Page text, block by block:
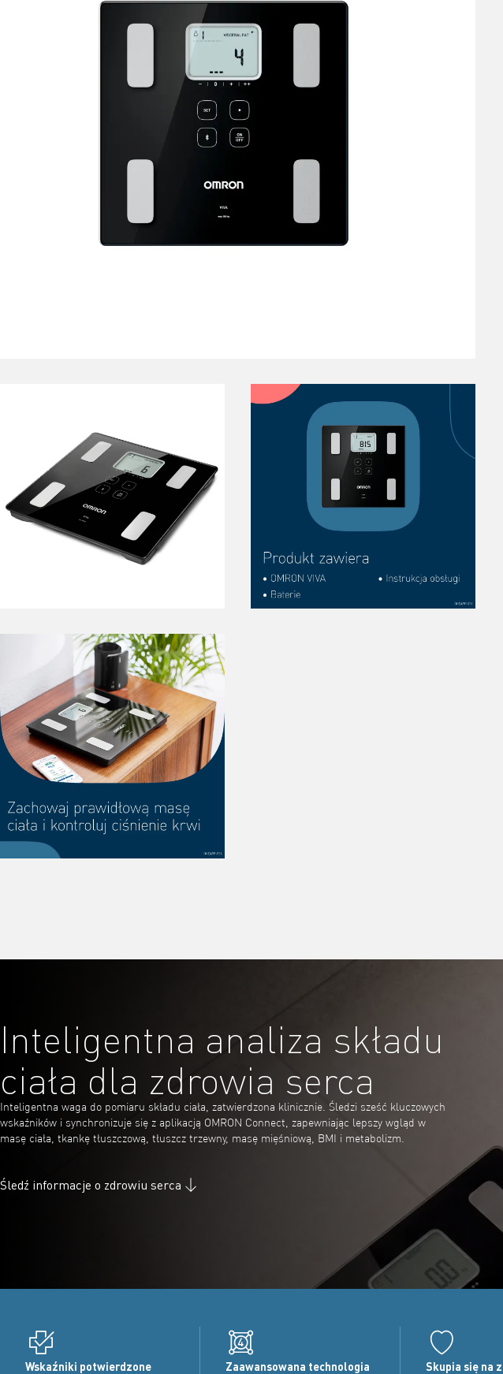
Inteligentna analiza składu
ciała dla zdrowia serca
Inteligentna waga do pomiaru składu ciała, zatwierdzona klinicznie. Śledzi sześć kluczowych
wskaźników i synchronizuje się z aplikacją OMRON Connect, zapewniając lepszy wgląd w
masę ciała, tkankę tłuszczową, tłuszcz trzewny, masę mięśniową, BMI i metabolizm.
Śledź informacje o zdrowiu serca
Wskaźniki potwierdzone
Zaawansowana technologia
Skupia się na